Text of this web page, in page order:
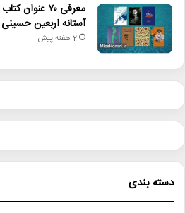
معرفی ۷۰
آستانه اربعین حسینی
2 هفته پیش
دسته بندی